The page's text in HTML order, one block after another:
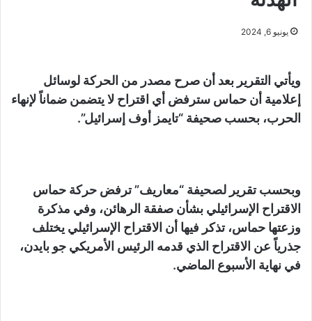
يونيو 6, 2024
ويأتي التقرير بعد أن صرح مصدر من الحركة لوسائل
إعلامية أن حماس سترفض أي اقتراح لا يتضمن ضماناً لإنهاء
الحرب، بحسب صحيفة “تايمز أوف إسرائيل”.
وبحسب تقرير لصحيفة “معاريف” ترفض حركة حماس
الاقتراح الإسرائيلي بشأن صفقة الرهائن، وفي مذكرة
وزعتها حماس، تذكر فيها أن الاقتراح الإسرائيلي يختلف
جذرياً عن الاقتراح الذي قدمه الرئيس الأمريكي جو بايدن،
في نهاية الأسبوع الماضي.